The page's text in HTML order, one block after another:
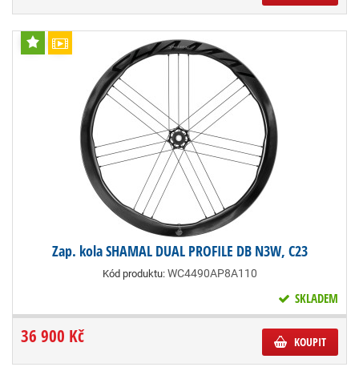
Zap. kola SHAMAL DUAL PROFILE DB N3W, C23
Kód produktu: WC4490AP8A110
SKLADEM
36 900 Kč KOUPIT